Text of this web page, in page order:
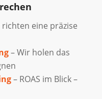
eine präzise
– Wir holen das
– ROAS im Blick –